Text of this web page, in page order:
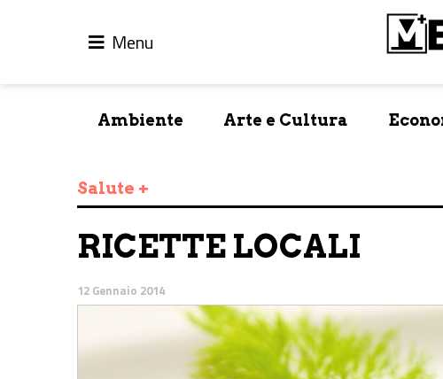
Menu
Ambiente Arte e Cultura
Salute +
RICETTE LOCALI
12 Gennaio 2014